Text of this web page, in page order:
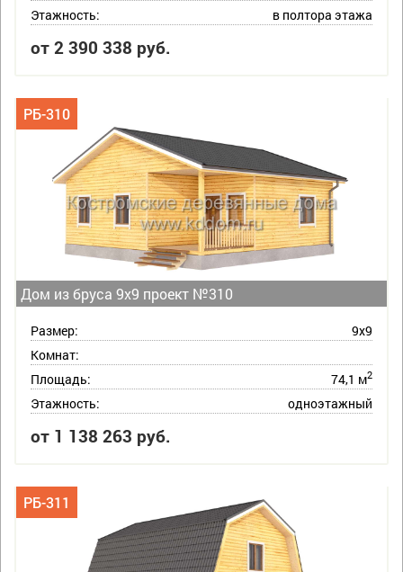
Этажность: в полтора этажа
от 2 390 338 руб.
Дом из бруса 9х9 проект №310
РБ-310
Размер:
9х9
Комнат:
Площадь:
74,1 м2
Этажность: одноэтажный
от 1 138 263 руб.
РБ-311